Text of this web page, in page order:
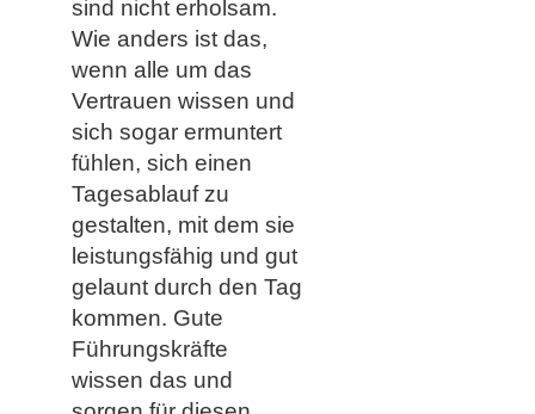
sind nicht erholsam.
Wie anders ist das,
wenn alle um das
Vertrauen wissen und
sich sogar ermuntert
fühlen, sich einen
Tagesablauf zu
gestalten, mit dem sie
leistungsfähig und gut
gelaunt durch den Tag
kommen. Gute
Führungskräfte
wissen das und